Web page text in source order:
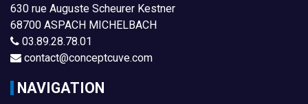
630 rue Auguste Scheurer Kestner
68700 ASPACH MICHELBACH
03.89.28.78.01
contact@conceptcuve.com
NAVIGATION